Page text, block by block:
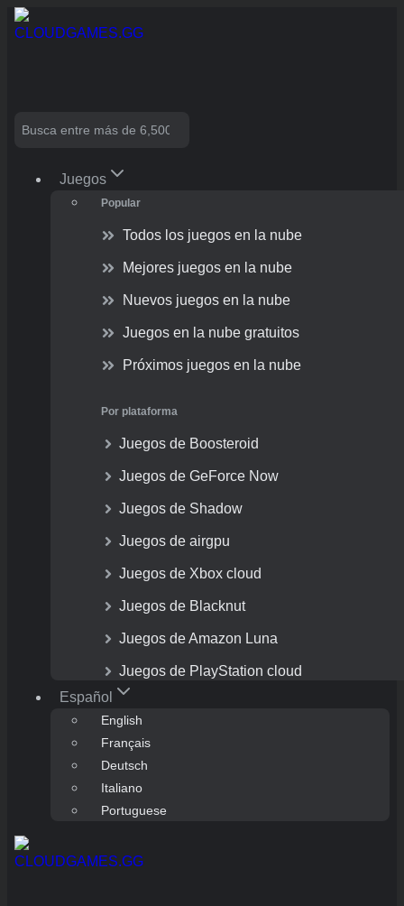
Skip
to
Search
Juegos
Popular
Todos los juegos en la nube
Mejores juegos en la nube
Nuevos juegos en la nube
Juegos en la nube gratuitos
Próximos juegos en la nube
Por plataforma
Juegos de Boosteroid
Juegos de GeForce Now
Juegos de Shadow
Juegos de airgpu
Juegos de Xbox cloud
Juegos de Blacknut
Juegos de Amazon Luna
Juegos de PlayStation cloud
Español
English
Français
Deutsch
Italiano
Portuguese